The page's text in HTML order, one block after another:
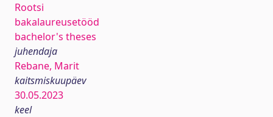
Rootsi
bakalaureusetööd
bachelor's theses
juhendaja
Rebane, Marit
kaitsmiskuupäev
30.05.2023
keel